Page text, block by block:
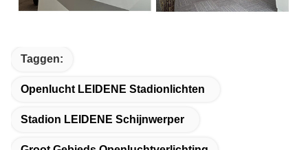
Taggen:
Openlucht LEIDENE Stadionlichten
Stadion LEIDENE Schijnwerper